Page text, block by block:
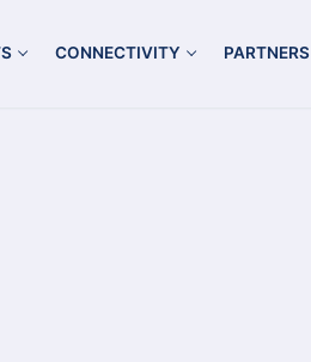
CONNECTIVITY PARTNERS